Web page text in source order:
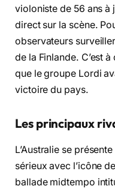
violoniste de 56 ans à
direct sur la scène.
observateurs
de la Finlande. C’est
que le groupe Lordi
victoire du pays.
Les principaux
L’Australie se
sérieux avec l’icône
ballade midtempo